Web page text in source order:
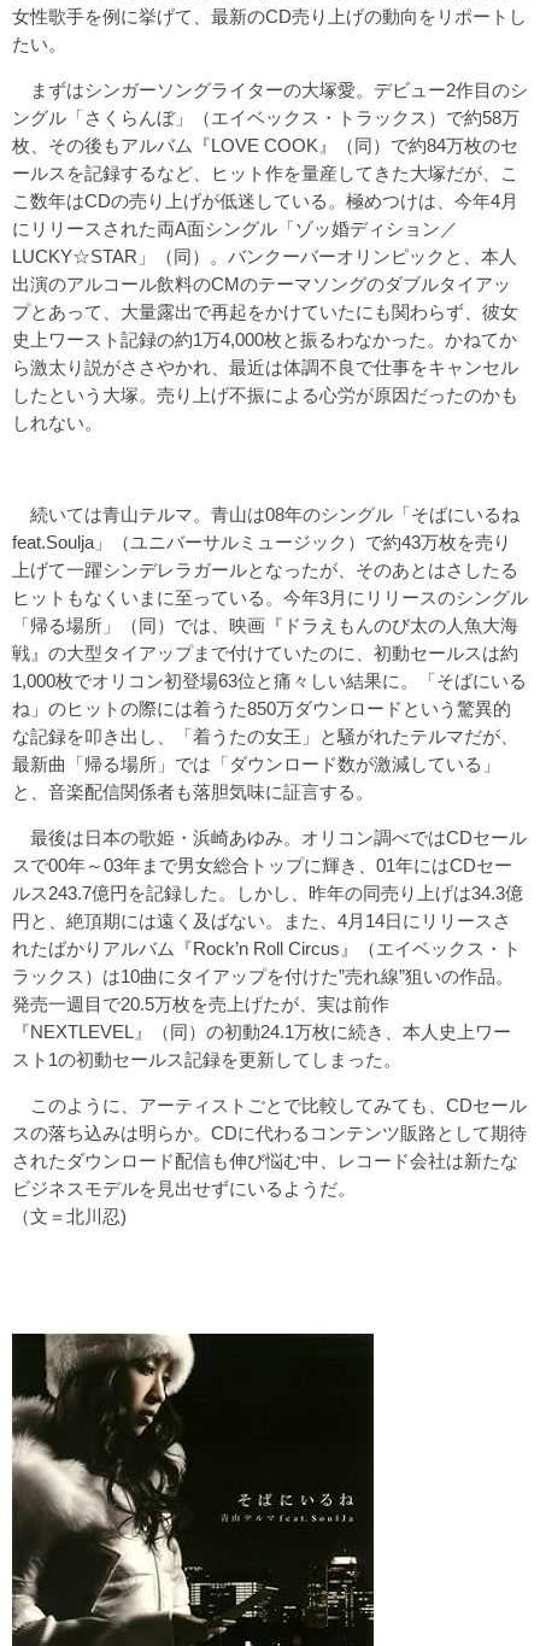
女性歌手を例に挙げて、最新のCD売り上げの動向をリポートし
たい。
まずはシンガーソングライターの大塚愛。デビュー2作目のシ
ングル「さくらんぼ」（エイベックス・トラックス）で約58万
枚、その後もアルバム『LOVE COOK』（同）で約84万枚のセ
ールスを記録するなど、ヒット作を量産してきた大塚だが、こ
こ数年はCDの売り上げが低迷している。極めつけは、今年4月
にリリースされた両A面シングル「ゾッ婚ディション／
LUCKY☆STAR」（同）。バンクーバーオリンピックと、本人
出演のアルコール飲料のCMのテーマソングのダブルタイアッ
プとあって、大量露出で再起をかけていたにも関わらず、彼女
史上ワースト記録の約1万4,000枚と振るわなかった。かねてか
ら激太り説がささやかれ、最近は体調不良で仕事をキャンセル
したという大塚。売り上げ不振による心労が原因だったのかも
しれない。
続いては青山テルマ。青山は08年のシングル「そばにいるね
feat.Soulja」（ユニバーサルミュージック）で約43万枚を売り
上げて一躍シンデレラガールとなったが、そのあとはさしたる
ヒットもなくいまに至っている。今年3月にリリースのシングル
「帰る場所」（同）では、映画『ドラえもんのび太の人魚大海
戦』の大型タイアップまで付けていたのに、初動セールスは約
1,000枚でオリコン初登場63位と痛々しい結果に。「そばにいる
ね」のヒットの際には着うた850万ダウンロードという驚異的
な記録を叩き出し、「着うたの女王」と騒がれたテルマだが、
最新曲「帰る場所」では「ダウンロード数が激減している」
と、音楽配信関係者も落胆気味に証言する。
最後は日本の歌姫・浜崎あゆみ。オリコン調べではCDセール
スで00年～03年まで男女総合トップに輝き、01年にはCDセー
ルス243.7億円を記録した。しかし、昨年の同売り上げは34.3億
円と、絶頂期には遠く及ばない。また、4月14日にリリースさ
れたばかりアルバム『Rock’n Roll Circus』（エイベックス・ト
ラックス）は10曲にタイアップを付けた”売れ線”狙いの作品。
発売一週目で20.5万枚を売上げたが、実は前作
『NEXTLEVEL』（同）の初動24.1万枚に続き、本人史上ワー
スト1の初動セールス記録を更新してしまった。
このように、アーティストごとで比較してみても、CDセール
スの落ち込みは明らか。CDに代わるコンテンツ販路として期待
されたダウンロード配信も伸び悩む中、レコード会社は新たな
ビジネスモデルを見出せずにいるようだ。
（文＝北川忍)